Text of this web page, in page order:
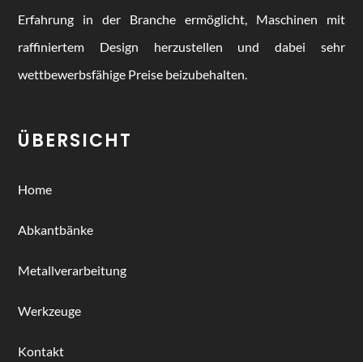
Erfahrung in der Branche ermöglicht, Maschinen mit
raffiniertem Design herzustellen und dabei sehr
wettbewerbsfähige Preise beizubehalten.
ÜBERSICHT
Home
Abkantbänke
Metallverarbeitung
Werkzeuge
Kontakt